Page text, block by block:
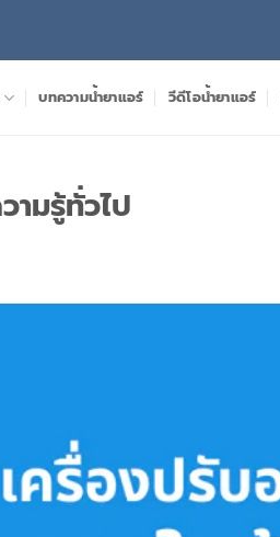
บทความน้ำยาแอร์ วีดีโอน้ำยาแอร์
ามรู้ทั่วไป